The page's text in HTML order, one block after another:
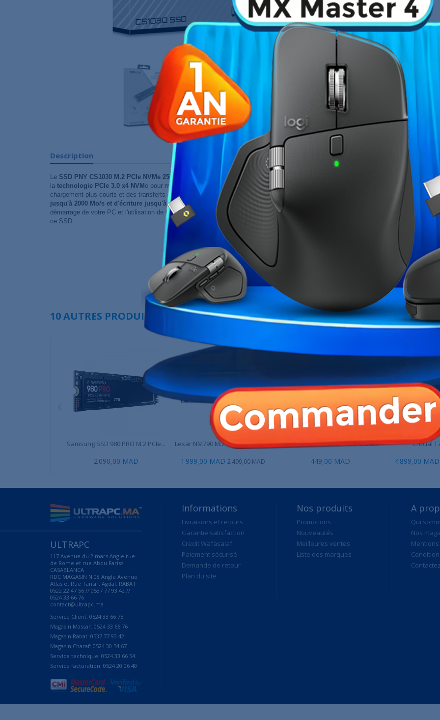
Description
Le SSD PNY CS1030 M.2 PCIe NVMe 250GB
allie grande capacité de stockage à
la technologie PCIe 3.0 x4 NVM e pour métamorphoser votre PC en bénéficiant de temps de
chargement plus courts et des transferts de données plus rapides. Avec des vitesses de
jusqu'à 2000 Mo/s et d'écriture jusqu'à 1100 Mo/s
tout devient plus rapide et plus fluide. Le
démarrage de votre PC et l'utilisation de logiciels lourds deviennent une simple formalité grâce à
ce SSD.
Fiche technique
Vitesse en écriture
Références spécifiques
10 AUTRES PRODUITS DANS LA MÊME CATÉGORIE :
Samsung SSD 980 PRO M.2 PCIe...
2 090,00 MAD
Lexar NM790 M.2 PCIe NVMe 1TB
1 999,00 MAD 2 499,00 MAD
TeamGroup CX2 2.5" SSD 512GB
449,00 MAD
Crucial
4 899,00 MAD
ULTRAPC
117 Avenue du 2 mars Angle rue
de Rome et rue Abou Fariss
CASABLANCA
RDC MAGASIN N 08 Angle Avenue
Atlas et Rue Tansift Agdal, RABAT
0522 22 47 56 // 0537 77 93 42 //
0524 33 66 76
contact@ultrapc.ma
Service Client: 0524 33 66 75
Magasin Massar: 0524 33 66 76
Magasin Rabat: 0537 77 93 42
Magasin Charaf: 0524 30 54 67
Service technique: 0524 33 66 54
Service facturation: 0524 20 06 40
Informations
Livraisons et retours
Garantie satisfaction
Credit Wafasalaf
Paiement sécurisé
Demande de retour
Plan du site
Nos produits
Promotions
Nouveautés
Meilleures ventes
Liste des marques
A
Qui
Nos